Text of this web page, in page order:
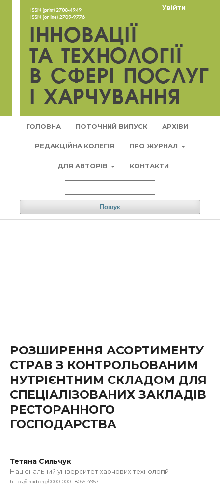
ГОЛОВНА ПОТОЧНИЙ ВИПУСК АРХІВИ
РЕДАКЦІЙНА КОЛЕГІЯ ПРО ЖУРНАЛ
ДЛЯ АВТОРІВ КОНТАКТИ
Пошук
Увійти
РОЗШИРЕННЯ АСОРТИМЕНТУ
СТРАВ З КОНТРОЛЬОВАНИМ
НУТРІЄНТНИМ СКЛАДОМ ДЛЯ
СПЕЦІАЛІЗОВАНИХ ЗАКЛАДІВ
РЕСТОРАННОГО
ГОСПОДАРСТВА
Тетяна Сильчук
Національний університет харчових технологій
https://orcid.org/0000-0001-8035-4957